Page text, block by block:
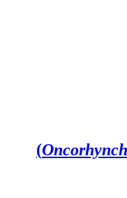
)